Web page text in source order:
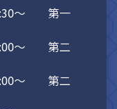
～ 第一
～ 第二
～ 第二